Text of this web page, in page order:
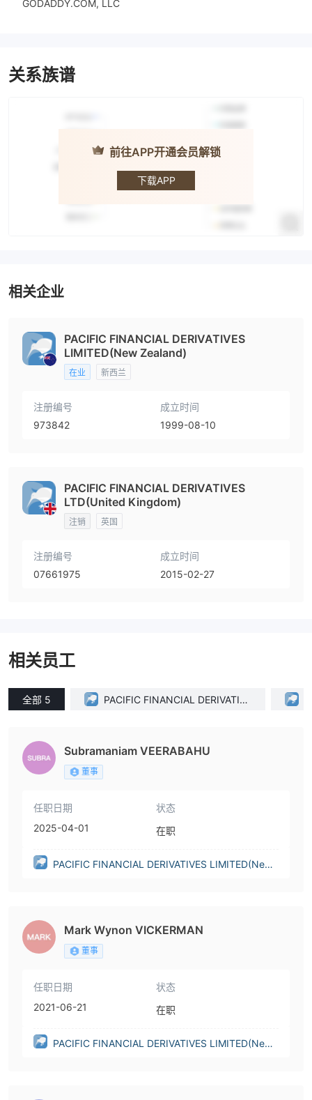
GODADDY.COM, LLC
关系族谱
前往APP开通会员解锁
下载APP
金融
相关企业
PACIFIC FINANCIAL DERIVATIVES
LIMITED(New Zealand)
在业 新西兰
注册编号
973842
成立时间
1999-08-10
PACIFIC FINANCIAL DERIVATIVES
LTD(United Kingdom)
注销 英国
注册编号
07661975
成立时间
2015-02-27
相关员工
全部 5
PACIFIC FINANCIAL DERIVATIVE
Subramaniam VEERABAHU
董事
任职日期
2025-04-01
状态
在职
PACIFIC FINANCIAL DERIVATIVES LIMITED(New
Mark Wynon VICKERMAN
董事
任职日期
2021-06-21
状态
在职
PACIFIC FINANCIAL DERIVATIVES LIMITED(New